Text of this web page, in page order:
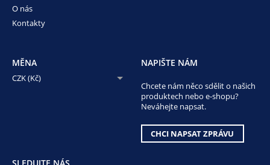
O nás
Kontakty
MĚNA
CZK (Kč)
NAPIŠTE NÁM
Chcete nám něco sdělit o našich
produktech nebo e-shopu?
Neváhejte napsat.
CHCI NAPSAT ZPRÁVU